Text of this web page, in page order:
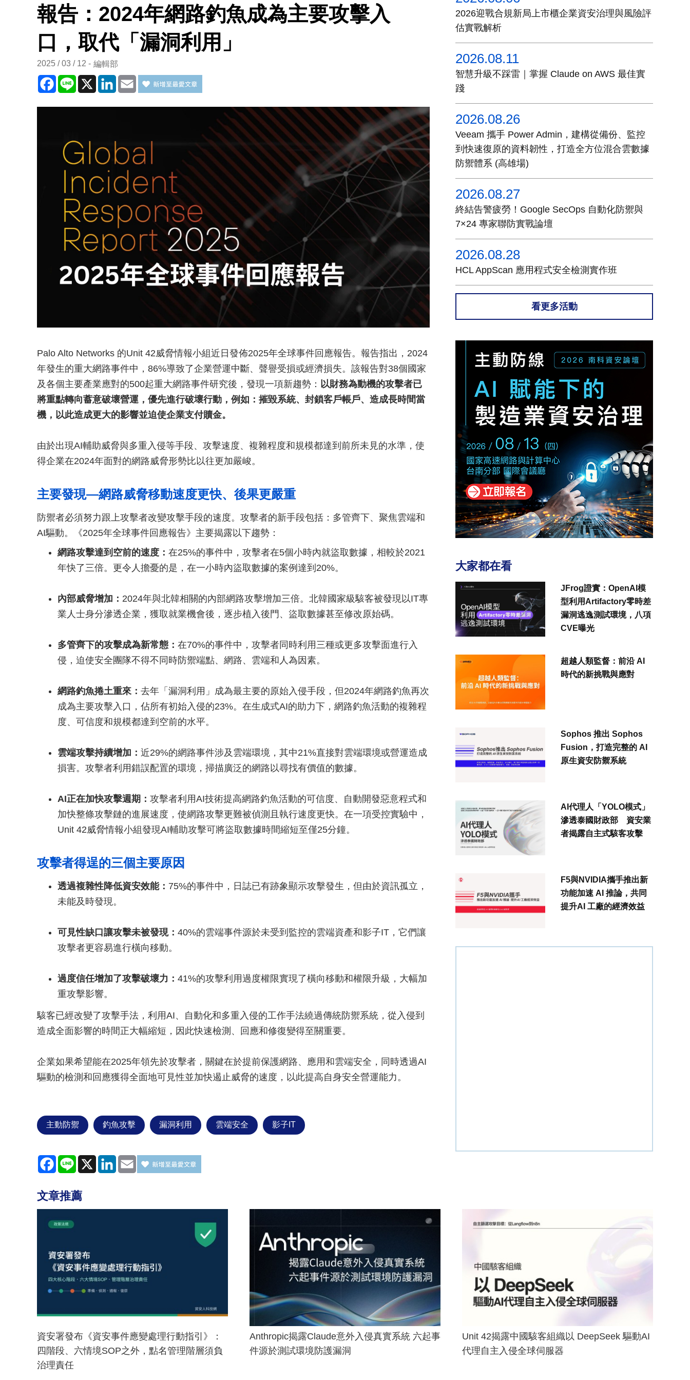
報告：2024年網路釣魚成為主要攻擊入
口，取代「漏洞利用」
2025 / 03 / 12 編輯部
Facebook
Line X LinkedInEmail
Palo Alto Networks 的Unit 42威脅情報小組近日發佈2025年全球事件回應報告。報告指出，2024
年發生的重大網路事件中，86%導致了企業營運中斷、聲譽受損或經濟損失。該報告對38個國家
及各個主要產業應對的500起重大網路事件研究後，發現一項新趨勢： 以財務為動機的攻擊者已
將重點轉向蓄意破壞營運，優先進行破壞行動，例如：摧毀系統、封鎖客戶帳戶、造成長時間當
機，以此造成更大的影響並迫使企業支付贖金。
由於出現AI輔助威脅與多重入侵等手段、攻擊速度、複雜程度和規模都達到前所未見的水準，使
得企業在2024年面對的網路威脅形勢比以往更加嚴峻。
主要發現—網路威脅移動速度更快、後果更嚴重
防禦者必須努力跟上攻擊者改變攻擊手段的速度。攻擊者的新手段包括：多管齊下、聚焦雲端和
AI驅動。《2025年全球事件回應報告》主要揭露以下趨勢：
網路攻擊達到空前的速度： 在25%的事件中，攻擊者在5個小時內就盜取數據，相較於2021
年快了三倍。更令人擔憂的是，在一小時內盜取數據的案例達到20%。
內部威脅增加： 2024年與北韓相關的內部網路攻擊增加三倍。北韓國家級駭客被發現以IT專
業人士身分滲透企業，獲取就業機會後，逐步植入後門、盜取數據甚至修改原始碼。
多管齊下的攻擊成為新常態： 在70%的事件中，攻擊者同時利用三種或更多攻擊面進行入
侵，迫使安全團隊不得不同時防禦端點、網路、雲端和人為因素。
網路釣魚捲土重來： 去年「漏洞利用」成為最主要的原始入侵手段，但2024年網路釣魚再次
成為主要攻擊入口，佔所有初始入侵的23%。在生成式AI的助力下，網路釣魚活動的複雜程
度、可信度和規模都達到空前的水平。
雲端攻擊持續增加： 近29%的網路事件涉及雲端環境，其中21%直接對雲端環境或營運造成
損害。攻擊者利用錯誤配置的環境，掃描廣泛的網路以尋找有價值的數據。
AI正在加快攻擊週期： 攻擊者利用AI技術提高網路釣魚活動的可信度、自動開發惡意程式和
加快整條攻擊鏈的進展速度，使網路攻擊更難被偵測且執行速度更快。在一項受控實驗中，
Unit 42威脅情報小組發現AI輔助攻擊可將盜取數據時間縮短至僅25分鐘。
攻擊者得逞的三個主要原因
透過複雜性降低資安效能： 75%的事件中，日誌已有跡象顯示攻擊發生，但由於資訊孤立，
未能及時發現。
可見性缺口讓攻擊未被發現： 40%的雲端事件源於未受到監控的雲端資產和影子IT，它們讓
攻擊者更容易進行橫向移動。
過度信任增加了攻擊破壞力： 41%的攻擊利用過度權限實現了橫向移動和權限升級，大幅加
重攻擊影響。
駭客已經改變了攻擊手法，利用AI、自動化和多重入侵的工作手法繞過傳統防禦系統，從入侵到
造成全面影響的時間正大幅縮短，因此快速檢測、回應和修復變得至關重要。
企業如果希望能在2025年領先於攻擊者，關鍵在於提前保護網路、應用和雲端安全，同時透過AI
驅動的檢測和回應獲得全面地可見性並加快遏止威脅的速度，以此提高自身安全營運能力。
主動防禦 釣魚攻擊 漏洞利用 雲端安全 影子IT
Facebook
Line X LinkedInEmail
2026迎戰合規新局上市櫃企業資安治理與風險評
估實戰解析
2026.08.11
智慧升級不踩雷｜掌握 Claude on AWS 最佳實
踐
2026.08.26
Veeam 攜手 Power Admin，建構從備份、監控
到快速復原的資料韌性，打造全方位混合雲數據
防禦體系 (高雄場)
2026.08.27
終結告警疲勞！Google SecOps 自動化防禦與
7×24 專家聯防實戰論壇
2026.08.28
HCL AppScan 應用程式安全檢測實作班
看更多活動
大家都在看
JFrog證實：OpenAI模
型利用Artifactory零時差
漏洞逃逸測試環境，八項
CVE曝光
超越人類監督：前沿 AI
時代的新挑戰與應對
Sophos 推出 Sophos
Fusion，打造完整的 AI
原生資安防禦系統
AI代理人「YOLO模式」
滲透泰國財政部 資安業
者揭露自主式駭客攻擊
F5與NVIDIA攜手推出新
功能加速 AI 推論，共同
提升AI 工廠的經濟效益
文章推薦
資安署發布《資安事件應變處理行動指引》：
四階段、六情境SOP之外，點名管理階層須負
治理責任
Anthropic揭露Claude意外入侵真實系統 六起事
件源於測試環境防護漏洞
Unit 42揭露中國駭客組織以 DeepSeek 驅動AI
代理自主入侵全球伺服器